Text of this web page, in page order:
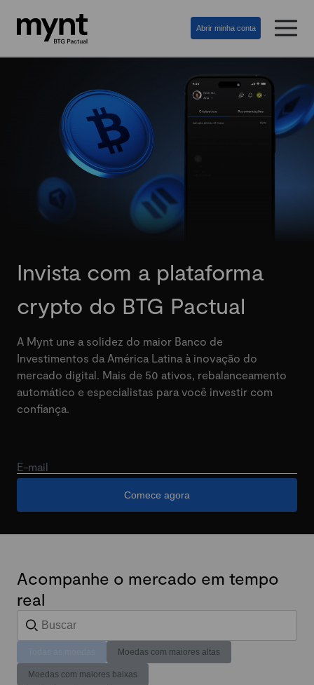
Abrir minha conta
Invista com a plataforma
crypto do BTG Pactual
A Mynt une a solidez do maior Banco de
Investimentos da América Latina à inovação do
mercado digital. Mais de 50 ativos, rebalanceamento
automático e especialistas para você investir com
confiança.
E-mail
Comece agora
Acompanhe o mercado em tempo
real
Moedas com maiores altas
Moedas com maiores baixas